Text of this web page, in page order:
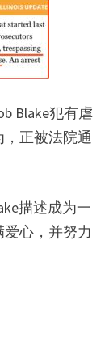
Blake犯有虐
正被法院通
描述成为一
心，并努力